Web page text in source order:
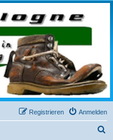
Anmelden
Registrieren